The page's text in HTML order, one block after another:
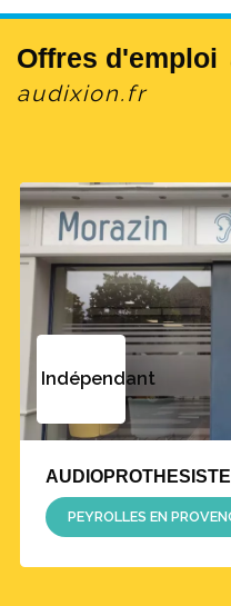
Offres d'emploi
audixion.fr
Indépendant
PEYROLLES EN